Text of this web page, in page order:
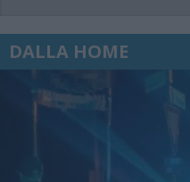
DALLA HOME